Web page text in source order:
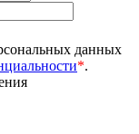
данных
*.